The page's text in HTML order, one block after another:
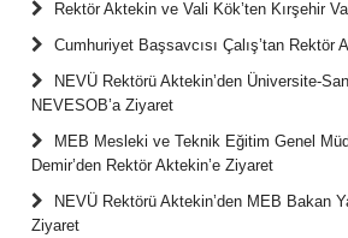
Rektör Aktekin ve Vali Kök’ten Kırşehir
Cumhuriyet Başsavcısı Çalış’tan Rektör
NEVÜ Rektörü Aktekin’den Üniversite-
NEVESOB’a Ziyaret
MEB Mesleki ve Teknik Eğitim Genel
Demir’den Rektör Aktekin’e Ziyaret
NEVÜ Rektörü Aktekin’den MEB Bakan
Ziyaret